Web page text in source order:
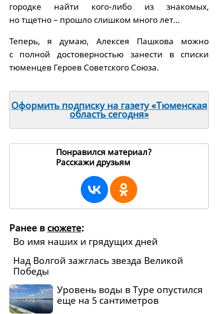
городке найти кого-либо из знакомых,
но тщетно – прошло слишком много лет…
Теперь, я думаю, Алексея Пашкова можно
с полной достоверностью занести в списки
тюменцев Героев Советского Союза.
Оформить подписку на газету «Тюменская
область сегодня»
Понравился материал?
Расскажи друзьям
Ранее в сюжете:
Во имя наших и грядущих дней
Над Волгой зажглась звезда Великой
Победы
Уровень воды в Туре опустился
еще на 5 сантиметров